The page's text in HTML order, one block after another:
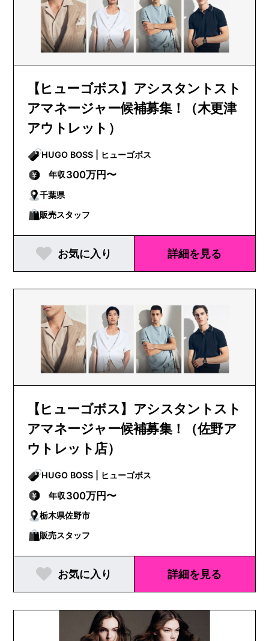
【ヒューゴボス】アシスタントスト
アマネージャー候補募集！（木更津
アウトレット）
HUGO BOSS | ヒューゴボス
年収300万円〜
千葉県
販売スタッフ
お気に入り 詳細を見る
【ヒューゴボス】アシスタントスト
アマネージャー候補募集！（佐野ア
ウトレット店）
HUGO BOSS | ヒューゴボス
年収300万円〜
栃木県佐野市
販売スタッフ
お気に入り 詳細を見る